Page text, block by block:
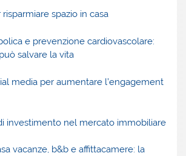
spazio in casa
e prevenzione cardiovascolare:
salvare la vita
media per aumentare l’engagement
investimento nel mercato immobiliare
vacanze, b&b e affittacamere: la